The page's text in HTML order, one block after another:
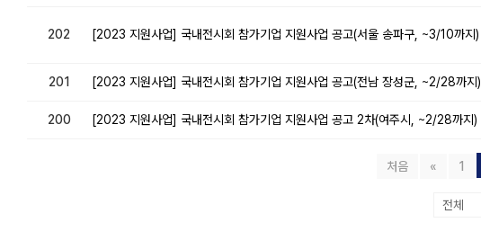
202 [2023 지원사업] 국내전시회 참가기업 지원사업 공고(서울 송파구, ~3/10까지)
201 [2023 지원사업] 국내전시회 참가기업 지원사업 공고(전남 장성군, ~2/28까지)
200 [2023 지원사업] 국내전시회 참가기업 지원사업 공고 2차(여주시, ~2/28까지)
처음 « 1